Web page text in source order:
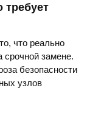
требует
что реально
срочной замене.
безопасности
узлов